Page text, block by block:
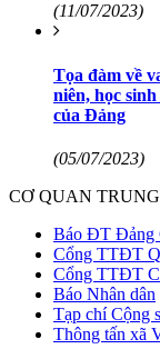
(11/07/2023)
Tọa đàm về
niên, học
của Đảng
(05/07/2023)
CƠ QUAN
Báo ĐT Đảng
Cổng TTĐT
Cổng TTĐT
Báo Nhân dân
Tạp chí Cộng
Thông tấn xã